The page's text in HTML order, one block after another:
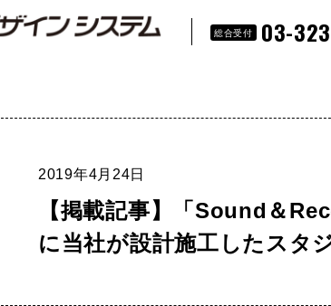
総合受付 03-
2019年4月24日
【掲載記事】「Sound＆
に当社が設計施工したスタ